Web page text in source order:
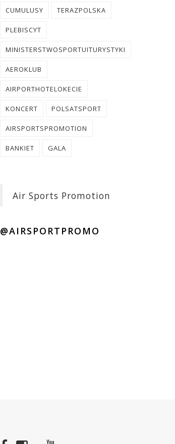
CUMULUSY TERAZPOLSKA
PLEBISCYT
MINISTERSTWOSPORTUITURYSTYKI
AEROKLUB
AIRPORTHOTELOKECIE
KONCERT POLSATSPORT
AIRSPORTSPROMOTION
BANKIET GALA
Air Sports Promotion
@AIRSPORTPROMO